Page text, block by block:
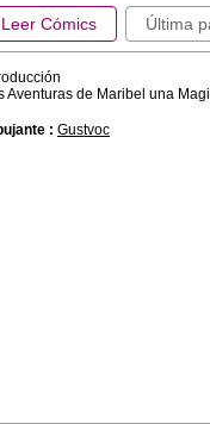
Leer Cómics Última
Aventuras de Maribel una
: Gustvoc